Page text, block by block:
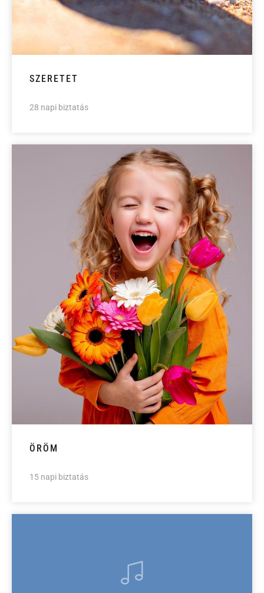
SZERETET
28 napi biztatás
ÖRÖM
15 napi biztatás